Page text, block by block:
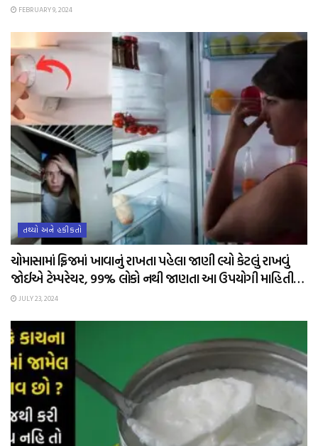
FEBRUARY 9, 2024
તથ્યો અને હકીકતો
ચોમાસામાં ફ્રિજમાં ખાવાનું રાખતા પહેલા જાણી લ્યો કેટલું રાખવું
જોઈએ ટેમ્પરેચર, 99% લોકો નથી જાણતા આ ઉપયોગી માહિતી…
JULY 23, 2024